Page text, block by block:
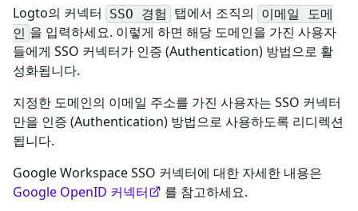
Logto의 커넥터 SSO 경험 탭에서 조직의
이메일 도메
인 을 입력하세요. 이렇게 하면 해당 도메인을 가진 사용자
들에게 SSO 커넥터가 인증 (Authentication) 방법으로 활
성화됩니다.
지정한 도메인의 이메일 주소를 가진 사용자는 SSO 커넥터
만을 인증 (Authentication) 방법으로 사용하도록 리디렉션
됩니다.
Google Workspace SSO 커넥터에 대한 자세한 내용은
Google OpenID 커넥터
를 참고하세요.